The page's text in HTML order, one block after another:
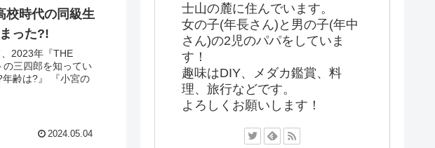
校時代の同級生
った?!
2023年『THE
の三四郎を知ってい
2024.05.04
士山の麓に住んでいます。
女の子(年長さん)と男の子(年中
さん)の2児のパパをしていま
す！
趣味はDIY、メダカ鑑賞、料
理、旅行などです。
よろしくお願いします！